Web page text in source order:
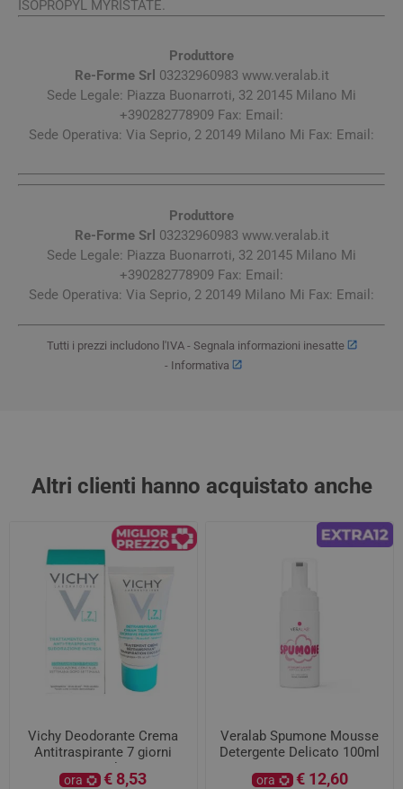
ISOPROPYL MYRISTATE.
Produttore
Re-Forme Srl 03232960983 www.veralab.it
Sede Legale: Piazza Buonarroti, 32 20145 Milano Mi
+390282778909 Fax: Email:
Sede Operativa: Via Seprio, 2 20149 Milano Mi Fax: Email:
Produttore
Re-Forme Srl 03232960983 www.veralab.it
Sede Legale: Piazza Buonarroti, 32 20145 Milano Mi
+390282778909 Fax: Email:
Sede Operativa: Via Seprio, 2 20149 Milano Mi Fax: Email:
Tutti i prezzi includono l'IVA - Segnala informazioni inesatte
- Informativa
Altri clienti hanno acquistato anche
Vichy Deodorante Crema
Antitraspirante 7 giorni
30ml
ora € 8,53
Veralab Spumone Mousse
Detergente Delicato 100ml
ora € 12,60